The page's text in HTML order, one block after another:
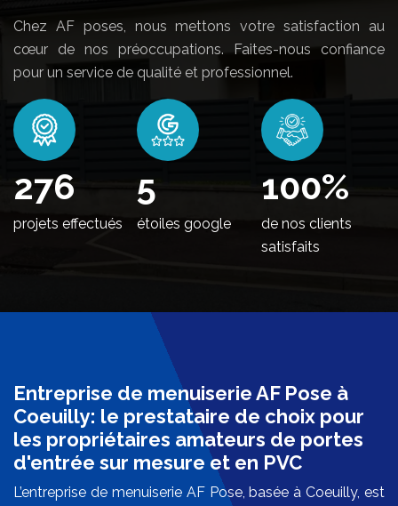
Chez AF poses, nous mettons votre satisfaction au
cœur de nos préoccupations. Faites-nous confiance
pour un service de qualité et professionnel.
340
projets effectués
5
étoiles google
100%
de nos clients
satisfaits
Entreprise de menuiserie AF Pose à
Coeuilly: le prestataire de choix pour
les propriétaires amateurs de portes
d'entrée sur mesure et en PVC
L’entreprise de menuiserie AF Pose, basée à Coeuilly, est